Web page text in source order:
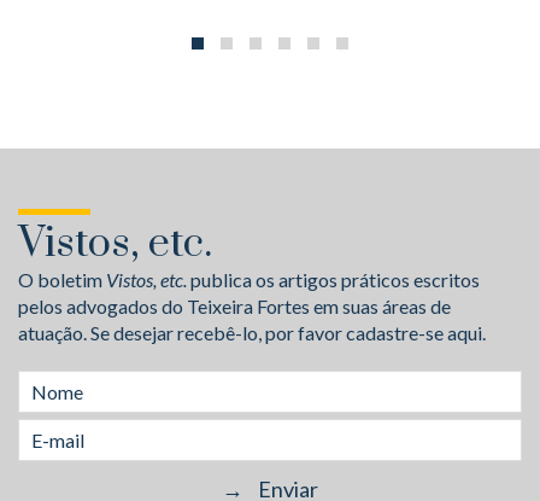
Vistos, etc.
O boletim Vistos, etc.publica os artigos práticos escritos
pelos advogados do Teixeira Fortes em suas áreas de
atuação. Se desejar recebê-lo, por favor cadastre-se aqui.